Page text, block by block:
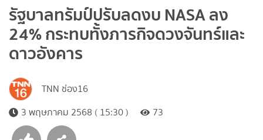
รัฐบาลทรัมป์ปรับลดงบ NASA ลง
24% กระทบทั้งภารกิจดวงจันทร์และ
ดาวอังคาร
TNN ช่อง16
3 พฤษภาคม 2568 ( 15:30 )
73